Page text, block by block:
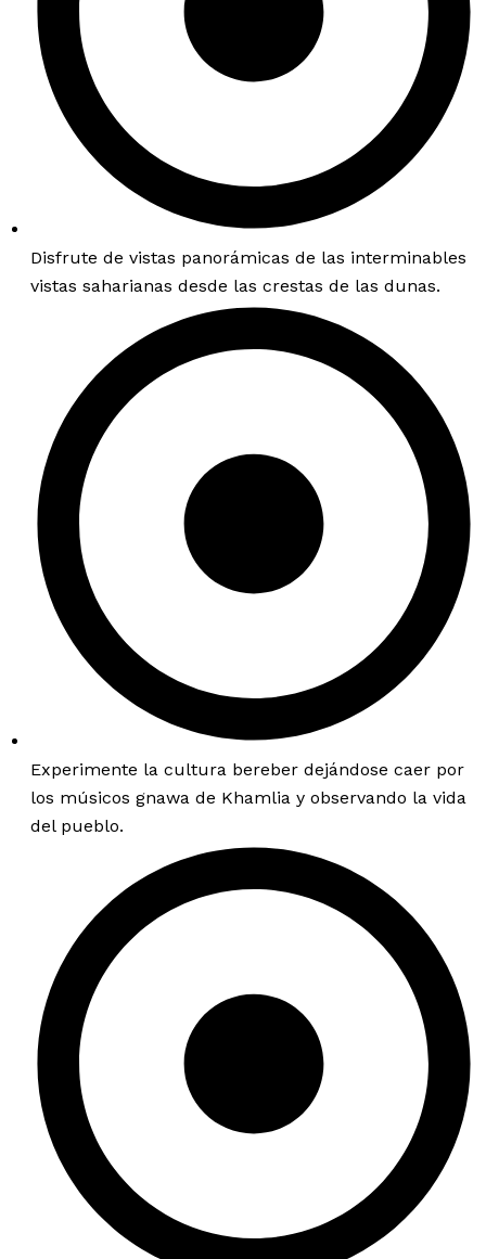
Disfrute de vistas panorámicas de las interminables
vistas saharianas desde las crestas de las dunas.
Experimente la cultura bereber dejándose caer por
los músicos gnawa de Khamlia y observando la vida
del pueblo.